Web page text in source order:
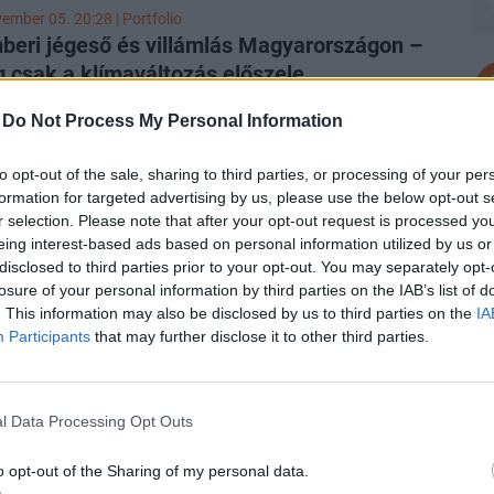
Do Not Process My Personal Information
opt-out of the sale, sharing to third parties, or processing of your
for targeted advertising by us, please use the below opt-out
selection. Please note that after your opt-out request is processed
interest-based ads based on personal information utilized by us
to third parties prior to your opt-out. You may separately
of your personal information by third parties on the IAB’s list of
This information may also be disclosed by us to third parties on the
Participants that may further disclose it to other third parties.
Data Processing Opt Outs
opt-out of the Sharing of my personal data.
távra megfogalmazott célokhoz mérten nem tragikus
a globális felmelegedést illetően, ugyanakkor számos
katasztrófa történt az elmúlt időszakban, melyek
05. 20:28 | Portfolio
jégeső és villámlás Magyarországon –
csak a klímaváltozás előszele
miatt, amelyek eddig nem voltak jellemzők és a
várható hazai következményeiről szakértők az
estihíradójában.
13. 17:52 | Portfolio
ehhez nincs hozzászokva” –
villámárvizek várnak Magyarországra?
két időjárási zóna határán van, idén nyáron még
is volt, hiszen szinte egész Európát hatalmas
sújtotta – mondta az Inforádió Aréna című
Kormányközi Testületének alelnöke szerint a
esőzések jöhetnek Magyarországon, bár az összes
lesznek a villámárvizek, viharok, melyekhez
Kormányközi Testület
el az egyik alelnöki posztot az Éghajlatváltozási
A
A